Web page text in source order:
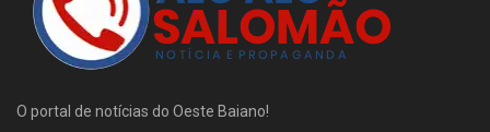
O portal de notícias do Oeste Baiano!